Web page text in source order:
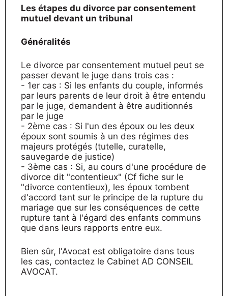
Les étapes du divorce par consentement
mutuel devant un tribunal
Généralités
Le divorce par consentement mutuel peut se
passer devant le juge dans trois cas :
- 1er cas : Si les enfants du couple, informés
par leurs parents de leur droit à être entendu
par le juge, demandent à être auditionnés
par le juge
- 2ème cas : Si l'un des époux ou les deux
époux sont soumis à un des régimes des
majeurs protégés (tutelle, curatelle,
sauvegarde de justice)
- 3ème cas : Si, au cours d'une procédure de
divorce dit "contentieux" (Cf fiche sur le
"divorce contentieux), les époux tombent
d'accord tant sur le principe de la rupture du
mariage que sur les conséquences de cette
rupture tant à l'égard des enfants communs
que dans leurs rapports entre eux.
Bien sûr, l'Avocat est obligatoire dans tous
les cas, contactez le Cabinet AD CONSEIL
AVOCAT.